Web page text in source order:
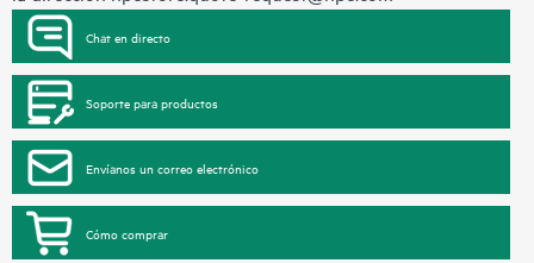
Chat en directo
Soporte para productos
Envíanos un correo electrónico
Cómo comprar